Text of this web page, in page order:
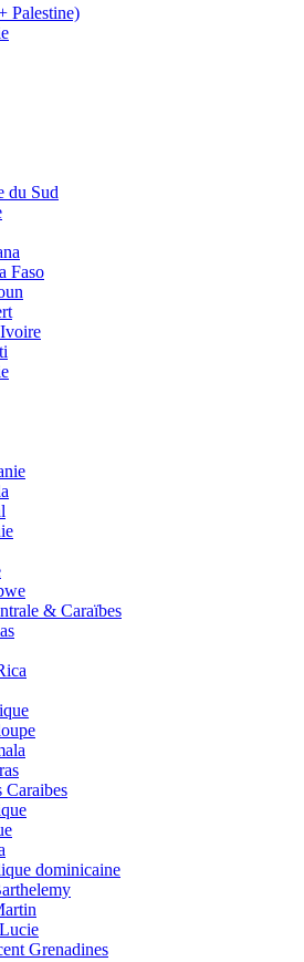
Palestine)
du Sud
Faso
& Caraïbes
Caraibes
dominicaine
Grenadines